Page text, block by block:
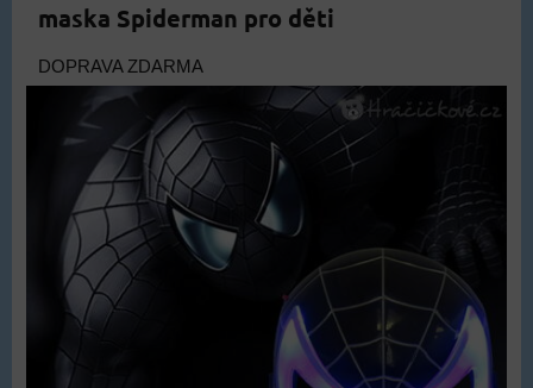
maska Spiderman pro děti
DOPRAVA ZDARMA